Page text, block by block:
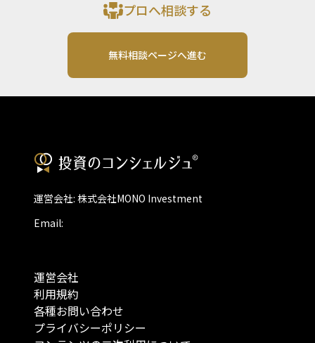
プロへ相談する
無料相談ページへ進む
運営会社: 株式会社MONO Investment
Email:
運営会社
利用規約
各種お問い合わせ
プライバシーポリシー